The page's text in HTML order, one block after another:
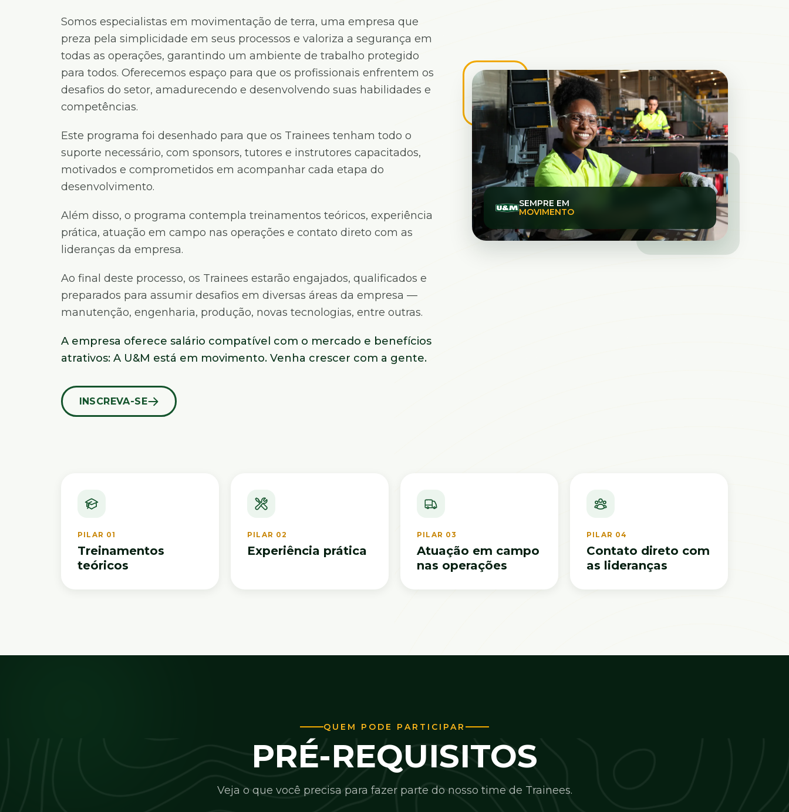
Somos especialistas em movimentação de terra, uma empresa que
preza pela simplicidade em seus processos e valoriza a segurança em
todas as operações, garantindo um ambiente de trabalho protegido
para todos. Oferecemos espaço para que os profissionais enfrentem os
desafios do setor, amadurecendo e desenvolvendo suas habilidades e
competências.
Este programa foi desenhado para que os Trainees tenham todo o
suporte necessário, com sponsors, tutores e instrutores capacitados,
motivados e comprometidos em acompanhar cada etapa do
desenvolvimento.
Além disso, o programa contempla treinamentos teóricos, experiência
prática, atuação em campo nas operações e contato direto com as
lideranças da empresa.
Ao final deste processo, os Trainees estarão engajados, qualificados e
preparados para assumir desafios em diversas áreas da empresa —
manutenção, engenharia, produção, novas tecnologias, entre outras.
A empresa oferece salário compatível com o mercado e benefícios
atrativos: A U&M está em movimento. Venha crescer com a gente.
INSCREVA-SE
SEMPRE EM
MOVIMENTO
PILAR 01
Treinamentos
teóricos
PILAR 02
Experiência prática
PILAR 03
Atuação em campo
nas operações
PILAR 04
Contato direto com
as lideranças
QUEM PODE PARTICIPAR
PRÉ-REQUISITOS
Veja o que você precisa para fazer parte do nosso time de Trainees.